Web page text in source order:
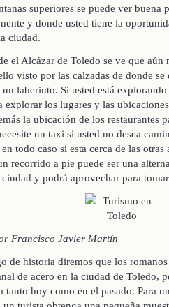
superiores se puede ver buena
y donde usted tiene la
ciudad.
el Alcázar de Toledo se ve que aún
visto por las calzadas de donde se
laberinto. Si usted está
explorar los lugares y las
la ubicación de los restaurantes
un taxi si usted no desea
todo caso si esta cerca de las otras
recorrido a pie puede ser una
y podrá aprovechar para
Francisco Javier Martín
de historia diremos que los
de acero en la ciudad de Toledo,
tanto hoy como en el pasado. Para